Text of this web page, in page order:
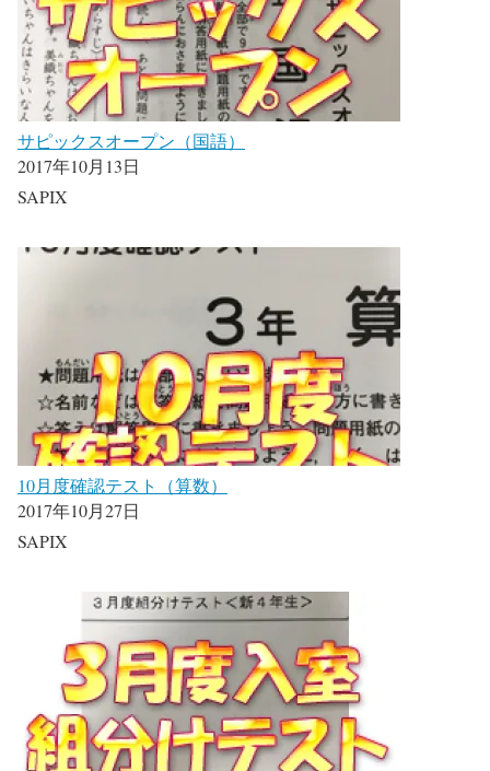
サピックスオープン（国語）
2017年10月13日
SAPIX
10月度確認テスト（算数）
2017年10月27日
SAPIX